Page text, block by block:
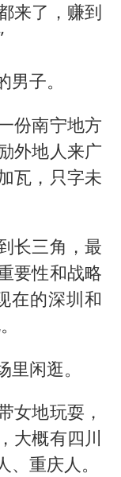
来了，赚到
子。
份南宁地方
外地人来广
瓦，只字未
长三角，最
要性和战略
在的深圳和
闲逛。
女地玩耍，
大概有四川
重庆人。